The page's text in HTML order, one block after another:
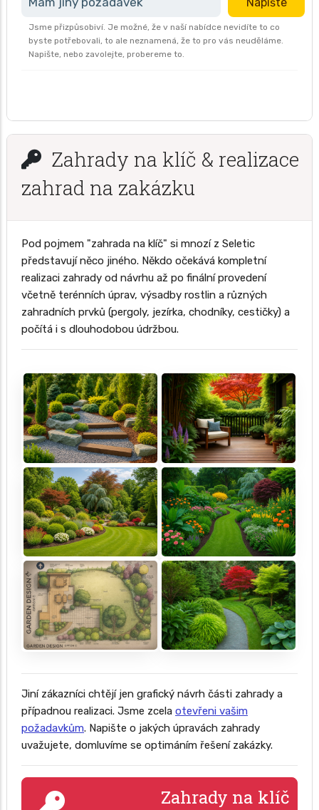
Jsme přizpůsobiví. Je možné, že v naší nabídce nevidíte to co
byste potřebovali, to ale neznamená, že to pro vás neuděláme.
Napište, nebo zavolejte, probereme to.
Zahrady na klíč & realizace
zahrad na zakázku
Pod pojmem "zahrada na klíč" si mnozí z Seletic
představují něco jiného. Někdo očekává kompletní
realizaci zahrady od návrhu až po finální provedení
včetně terénních úprav, výsadby rostlin a různých
zahradních prvků (pergoly, jezírka, chodníky, cestičky) a
počítá i s dlouhodobou údržbou.
Jiní zákazníci chtějí jen grafický návrh části zahrady a
případnou realizaci. Jsme zcela otevřeni vašim
požadavkům. Napište o jakých úpravách zahrady
uvažujete, domluvíme se optimáním řešení zakázky.
Zahrady na klíč